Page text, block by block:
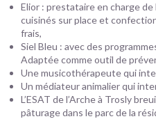
Elior : prestataire en charge
cuisinés sur place et
frais,
Siel Bleu : avec des
Adaptée comme outil de
Une musicothérapeute qui
Un médiateur animalier qui
L’ESAT de l’Arche à Trosly
pâturage dans le parc de la